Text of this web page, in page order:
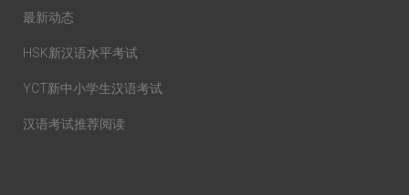
最新动态
HSK新汉语水平考试
YCT新中小学生汉语考试
汉语考试推荐阅读